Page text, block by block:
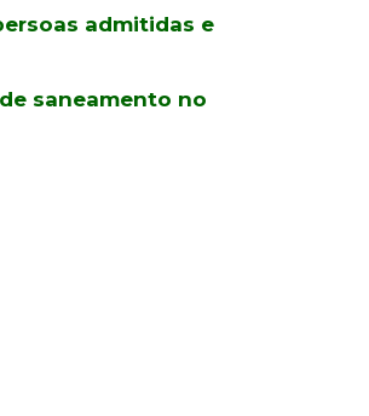
admitidas e
saneamento no